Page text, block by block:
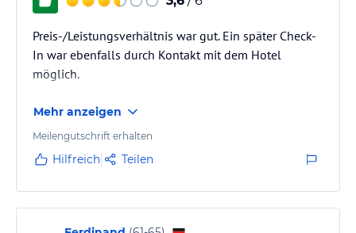
Preis-/Leistungsverhältnis war gut. Ein später Check-
In war ebenfalls durch Kontakt mit dem Hotel
möglich.
Mehr anzeigen
Meilengutschrift erhalten
Hilfreich Teilen